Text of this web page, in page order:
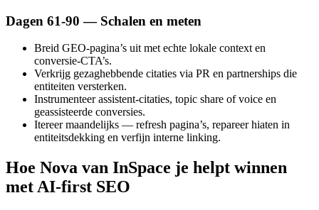
Dagen 61‑90 — Schalen en meten
Breid GEO‑pagina’s uit met echte lokale context en
conversie‑CTA’s.
Verkrijg gezaghebbende citaties via PR en partnerships die
entiteiten versterken.
Instrumenteer assistent‑citaties, topic share of voice en
geassisteerde conversies.
Itereer maandelijks — refresh pagina’s, repareer hiaten in
entiteitsdekking en verfijn interne linking.
Hoe Nova van InSpace je helpt winnen
met AI‑first SEO